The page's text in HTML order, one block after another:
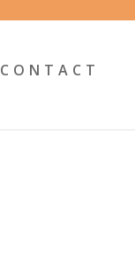
CONTACT